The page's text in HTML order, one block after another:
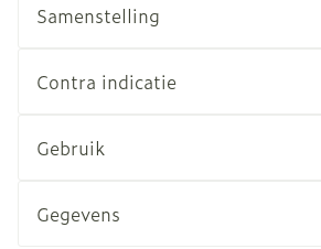
Samenstelling
Contra indicatie
Gebruik
Gegevens